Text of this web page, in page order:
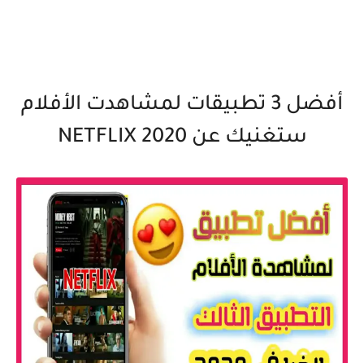
أفضل 3 تطبيقات لمشاهدت الأفلام
ستغنيك عن NETFLIX 2020